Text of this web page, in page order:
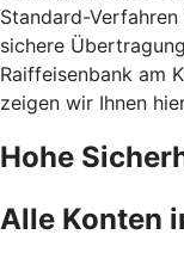
Standard-
sichere
Raiffeisenbank am
zeigen wir Ihnen
Hohe
Alle Konten